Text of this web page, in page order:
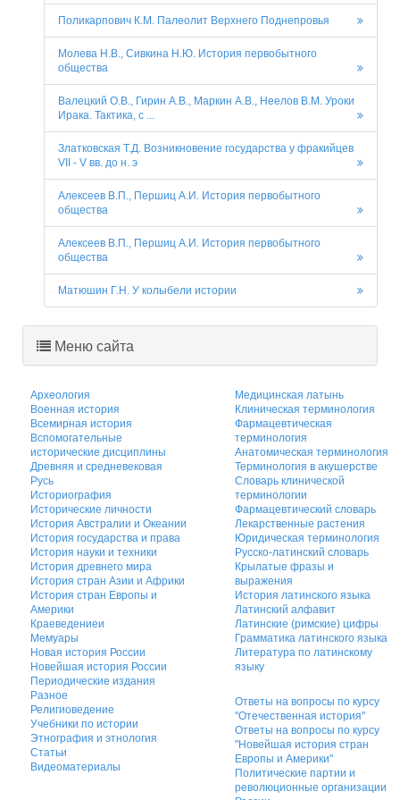
Поликарпович К.М. Палеолит Верхнего Поднепровья
Молева Н.В., Сивкина Н.Ю. История первобытного
общества
Валецкий О.В., Гирин А.В., Маркин А.В., Неелов В.М. Уроки
Ирака. Тактика, с ...
Златковская Т.Д. Возникновение государства у фракийцев
VII - V вв. до н. э
Алексеев В.П., Першиц А.И. История первобытного
общества
Алексеев В.П., Першиц А.И. История первобытного
общества
Матюшин Г.Н. У колыбели истории
Меню сайта
Археология
Военная история
Всемирная история
Вспомогательные
исторические дисциплины
Древняя и средневековая
Русь
Историография
Исторические личности
История Австралии и Океании
История государства и права
История науки и техники
История древнего мира
История стран Азии и Африки
История стран Европы и
Америки
Краеведениеи
Мемуары
Новая история России
Новейшая история России
Периодические издания
Разное
Религиоведение
Учебники по истории
Этнография и этнология
Статьи
Видеоматериалы
Медицинская латынь
Клиническая терминология
Фармацевтическая
терминология
Анатомическая терминология
Терминология в акушерстве
Словарь клинической
терминологии
Фармацевтический словарь
Лекарственные растения
Юридическая терминология
Русско-латинский словарь
Крылатые фразы и
выражения
История латинского языка
Латинский алфавит
Латинские (римские) цифры
Грамматика латинского языка
Литература по латинскому
языку
Ответы на вопросы по курсу
"Отечественная история"
Ответы на вопросы по курсу
"Новейшая история стран
Европы и Америки"
Политические партии и
революционные организации